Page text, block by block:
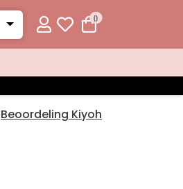
0
Beoordeling Kiyoh